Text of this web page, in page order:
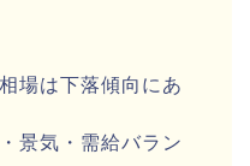
場は下落傾向にあ
景気・需給バラン